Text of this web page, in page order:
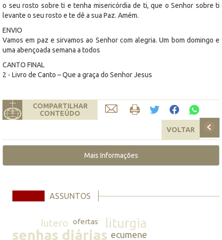
o seu rosto sobre ti e tenha misericórdia de ti, que o Senhor sobre ti
levante o seu rosto e te dê a sua Paz. Amém.
ENVIO
Vamos em paz e sirvamos ao Senhor com alegria. Um bom domingo e
uma abençoada semana a todos
CANTO FINAL
2 - Livro de Canto – Que a graça do Senhor Jesus
COMPARTILHAR
CONTEÚDO
VOLTAR
Mais Informações
ASSUNTOS
lutero ofertas liturgia
senhas diárias ecumene